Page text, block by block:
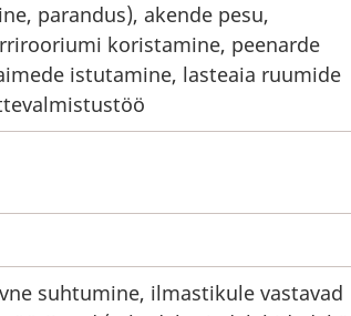
parandus), akende pesu,
koristamine, peenarde
istutamine, lasteaia ruumide
suhtumine, ilmastikule vastavad